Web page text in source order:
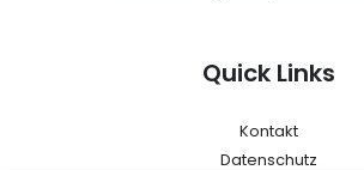
Quick Links
Kontakt
Datenschutz